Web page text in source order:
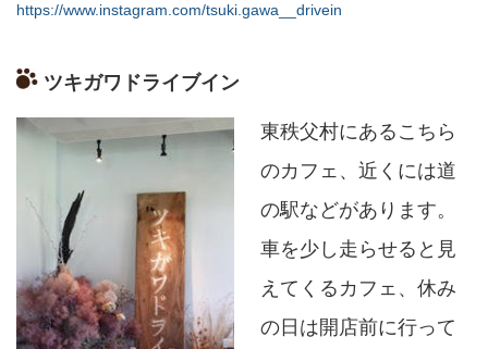
https://www.instagram.com/tsuki.gawa__drivein
ツキガワドライブイン
東秩父村にあるこちら
のカフェ、近くには道
の駅などがあります。
車を少し走らせると見
えてくるカフェ、 休み
の日は開店前に行って